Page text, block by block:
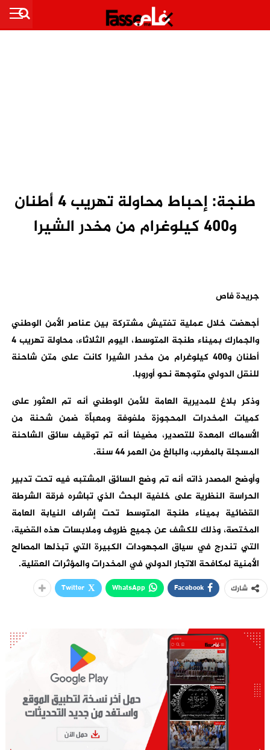
طنجة: إحباط محاولة تهريب 4 أطنان
و400 كيلوغرام من مخدر الشيرا
جريدة فاص
أجهضت خلال عملية تفتيش مشتركة بين عناصر الأمن الوطني
والجمارك بميناء طنجة المتوسط، اليوم الثلاثاء، محاولة تهريب 4
أطنان و400 كيلوغرام من مخدر الشيرا كانت على متن شاحنة
للنقل الدولي متوجهة نحو أوروبا.
وذكر بلاغ للمديرية العامة للأمن الوطني أنه تم العثور على
كميات المخدرات المحجوزة ملفوفة ومعبأة ضمن شحنة من
الأسماك المعدة للتصدير، مضيفا أنه تم توقيف سائق الشاحنة
المسجلة بالمغرب، والبالغ من العمر 44 سنة.
وأوضح المصدر ذاته أنه تم وضع السائق المشتبه فيه تحت تدبير
الحراسة النظرية على خلفية البحث الذي تباشره فرقة الشرطة
القضائية بميناء طنجة المتوسط تحت إشراف النيابة العامة
المختصة، وذلك للكشف عن جميع ظروف وملابسات هذه القضية،
التي تندرج في سياق المجهودات الكبيرة التي تبذلها المصالح
الأمنية لمكافحة الاتجار الدولي في المخدرات والمؤثرات العقلية.
شارك Facebook
WhatsApp
Twitter